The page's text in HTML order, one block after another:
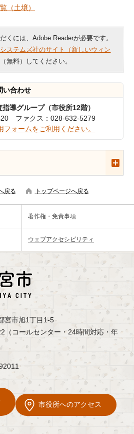
（土壌）
くには、Adobe Readerが必要です。
ステムズ社のサイト（新しいウィン
無料）してください。
い合わせ
導グループ（市役所12階）
ファクス：028-632-5279
フォームをご利用ください。
戻る トップページへ戻る
著作権・免責事項
ウェブアクセシビリティ
宮市旭1丁目1-5
（コールセンター・24時間対応・年
市役所へのアクセス